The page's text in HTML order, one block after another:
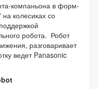
компаньона в форм-
колесиках со
робота. Робот
разговаривает
ведет Panasonic